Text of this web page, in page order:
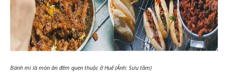
Bánh mì là món ăn đêm quen thuộc ở Huế (Ảnh: Sưu tầm)